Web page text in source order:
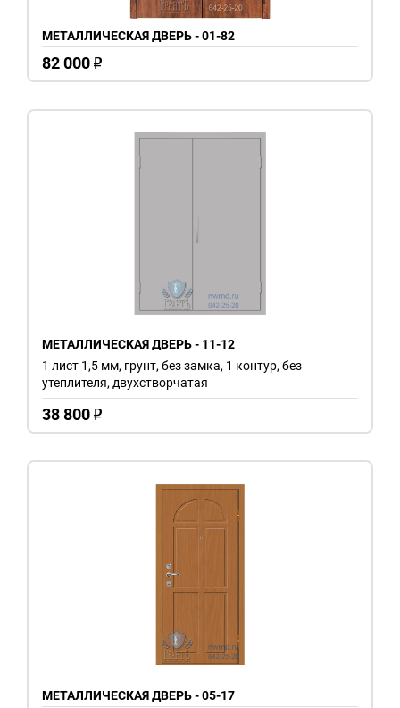
МЕТАЛЛИЧЕСКАЯ ДВЕРЬ - 01-82
82 000 o
МЕТАЛЛИЧЕСКАЯ ДВЕРЬ - 11-12
38 800 o
1 лист 1,5 мм, грунт, без замка, 1 контур, без
утеплителя, двухстворчатая
МЕТАЛЛИЧЕСКАЯ ДВЕРЬ - 05-17